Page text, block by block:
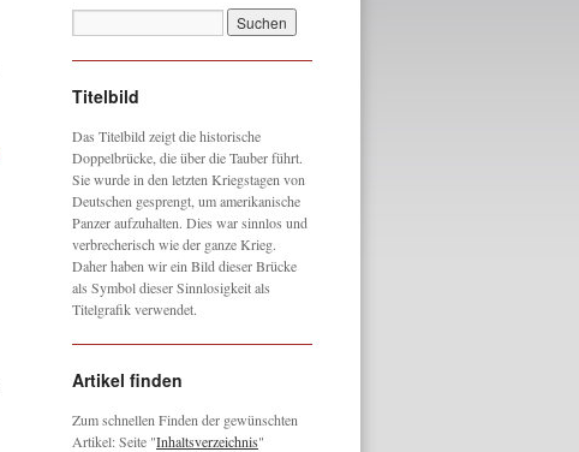
Titelbild
Das Titelbild zeigt die historische
Doppelbrücke, die über die Tauber führt.
Sie wurde in den letzten Kriegstagen von
Deutschen gesprengt, um amerikanische
Panzer aufzuhalten. Dies war sinnlos und
verbrecherisch wie der ganze Krieg.
Daher haben wir ein Bild dieser Brücke
als Symbol dieser Sinnlosigkeit als
Titelgrafik verwendet.
Artikel finden
Zum schnellen Finden der gewünschten
Artikel: Seite "Inhaltsverzeichnis"